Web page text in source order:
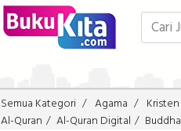
Semua Kategori
Agama
Kristen
Al-Quran
Al-Quran Digital Buddha